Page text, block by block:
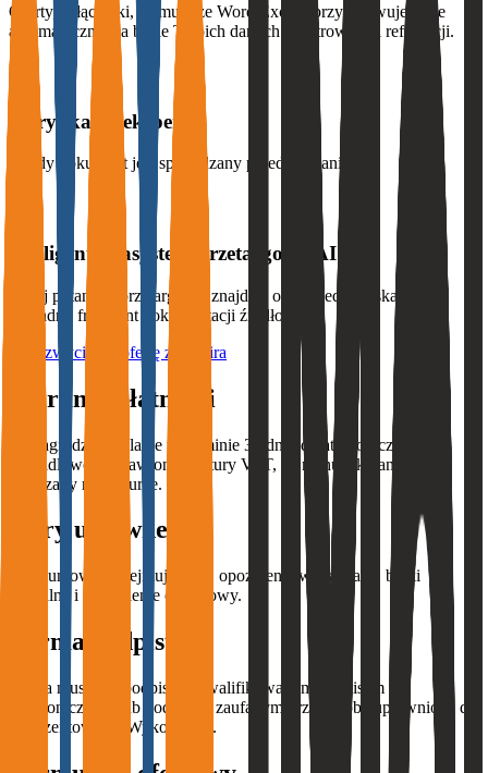
Oferty, załączniki, formularze Word/Excel - przygotowujemy je
automatycznie na bazie Twoich danych rejestrowych i referencji.
Weryfikacja eksperta
Każdy dokument jest sprawdzany przed wysłaniem.
Inteligentny asystent przetargowy AI
Zadaj pytanie o przetarg - AI znajdzie odpowiedź i wskaże
dokładny fragment dokumentacji źródłowej.
Złóż zwycięską ofertę z Mimira
Warunki płatności
Wynagrodzenie platne w terminie 30 dni od daty doreczenia
prawidlowo wystawionej faktury VAT, na rachunek bankowy
wskazany na fakturze.
Kary umowne
Kary umowne obejmuja m.in. opoznienia w realizacji, braki
formalne i odstapienie od umowy.
Forma podpisu
Oferta musi byc podpisana kwalifikowanym podpisem
elektronicznym lub podpisem zaufanym przez osobe uprawniona do
reprezentowania Wykonawcy.